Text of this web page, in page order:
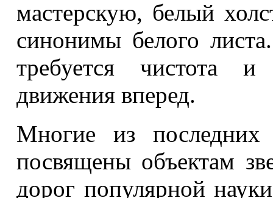
мастерскую, белый
синонимы белого
требуется чистота
движения вперед.
Многие из последних
посвящены объектам
дорог популярной